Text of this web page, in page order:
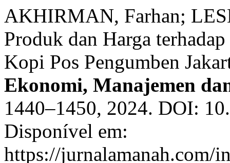
AKHIRMAN, Farhan;
Produk dan Harga
Kopi Pos Pengumben
Ekonomi, Manajemen
1440–1450, 2024. DOI:
Disponível em:
https://jurnalamanah.com/